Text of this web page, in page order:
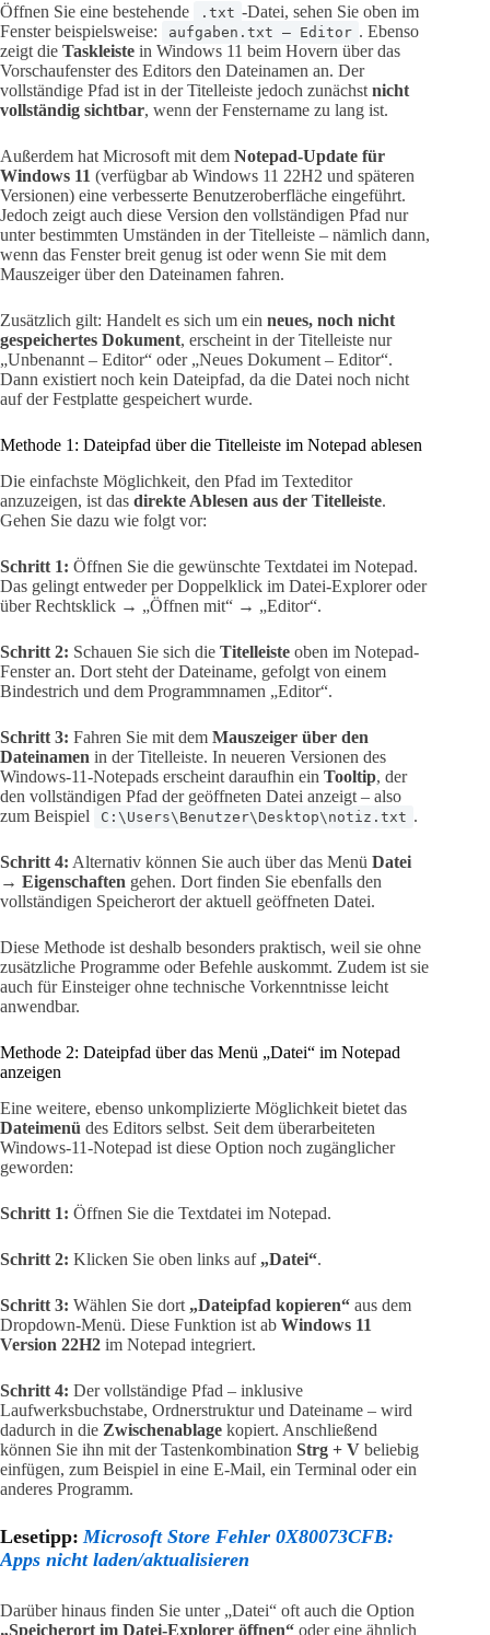
Öffnen Sie eine bestehende .txt -Datei, sehen Sie oben im
Fenster beispielsweise:
aufgaben.txt – Editor . Ebenso
zeigt die Taskleiste in Windows 11 beim Hovern über das
Vorschaufenster des Editors den Dateinamen an. Der
vollständige Pfad ist in der Titelleiste jedoch zunächst nicht
vollständig sichtbar, wenn der Fenstername zu lang ist.
Außerdem hat Microsoft mit dem Notepad-Update für
Windows 11 (verfügbar ab Windows 11 22H2 und späteren
Versionen) eine verbesserte Benutzeroberfläche eingeführt.
Jedoch zeigt auch diese Version den vollständigen Pfad nur
unter bestimmten Umständen in der Titelleiste – nämlich dann,
wenn das Fenster breit genug ist oder wenn Sie mit dem
Mauszeiger über den Dateinamen fahren.
Zusätzlich gilt: Handelt es sich um ein neues, noch nicht
gespeichertes Dokument, erscheint in der Titelleiste nur
„Unbenannt – Editor“ oder „Neues Dokument – Editor“.
Dann existiert noch kein Dateipfad, da die Datei noch nicht
auf der Festplatte gespeichert wurde.
Methode 1: Dateipfad über die Titelleiste im Notepad ablesen
Die einfachste Möglichkeit, den Pfad im Texteditor
anzuzeigen, ist das direkte Ablesen aus der Titelleiste.
Gehen Sie dazu wie folgt vor:
Schritt 1: Öffnen Sie die gewünschte Textdatei im Notepad.
Das gelingt entweder per Doppelklick im Datei-Explorer oder
über Rechtsklick → „Öffnen mit“ → „Editor“.
Schritt 2: Schauen Sie sich die Titelleiste oben im Notepad-
Fenster an. Dort steht der Dateiname, gefolgt von einem
Bindestrich und dem Programmnamen „Editor“.
Schritt 3: Fahren Sie mit dem Mauszeiger über den
Dateinamen in der Titelleiste. In neueren Versionen des
Windows-11-Notepads erscheint daraufhin ein Tooltip, der
den vollständigen Pfad der geöffneten Datei anzeigt – also
zum Beispiel
C:\Users\Benutzer\Desktop\notiz.txt .
Schritt 4: Alternativ können Sie auch über das Menü Datei
→ Eigenschaften gehen. Dort finden Sie ebenfalls den
vollständigen Speicherort der aktuell geöffneten Datei.
Diese Methode ist deshalb besonders praktisch, weil sie ohne
zusätzliche Programme oder Befehle auskommt. Zudem ist sie
auch für Einsteiger ohne technische Vorkenntnisse leicht
anwendbar.
Methode 2: Dateipfad über das Menü „Datei“ im Notepad
anzeigen
Eine weitere, ebenso unkomplizierte Möglichkeit bietet das
Dateimenü des Editors selbst. Seit dem überarbeiteten
Windows-11-Notepad ist diese Option noch zugänglicher
geworden:
Schritt 1: Öffnen Sie die Textdatei im Notepad.
Schritt 2: Klicken Sie oben links auf „Datei“.
Schritt 3: Wählen Sie dort „Dateipfad kopieren“ aus dem
Dropdown-Menü. Diese Funktion ist ab Windows 11
Version 22H2 im Notepad integriert.
Schritt 4: Der vollständige Pfad – inklusive
Laufwerksbuchstabe, Ordnerstruktur und Dateiname – wird
dadurch in die Zwischenablage kopiert. Anschließend
können Sie ihn mit der Tastenkombination Strg + V beliebig
einfügen, zum Beispiel in eine E-Mail, ein Terminal oder ein
anderes Programm.
Lesetipp: Microsoft Store Fehler 0X80073CFB:
Apps nicht laden/aktualisieren
Darüber hinaus finden Sie unter „Datei“ oft auch die Option
„Speicherort im Datei-Explorer öffnen“ oder eine ähnlich